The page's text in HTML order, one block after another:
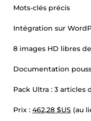
Mots-clés précis
Intégration sur
8 images HD libres
Documentation
Pack Ultra : 3 articles
Prix : 462,28 $US (au